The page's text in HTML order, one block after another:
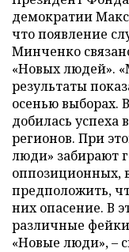
демократии
что появление
Минченко
«Новых людей».
результаты
осенью выборах.
добилась успеха
регионов. При
люди» забирают
оппозиционных,
предположить,
них опасение. В
различные
«Новые люди», –